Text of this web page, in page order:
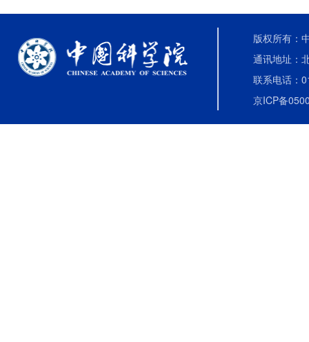
版权所有：
通讯地址：
联系电话：
京ICP备